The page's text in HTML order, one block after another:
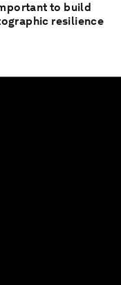
to build
resilience